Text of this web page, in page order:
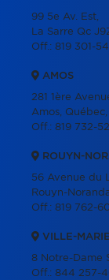
99 5e Av. Est,
La Sarre Qc
Off.: 819 301-
AMOS
281 1ère
Amos, Québec,
Off.: 819 732-
ROUYN-
56 Avenue du
Rouyn-
Off.: 819 762-
VILLE-MARIE
8 Notre-Dame
Off.: 844 257-